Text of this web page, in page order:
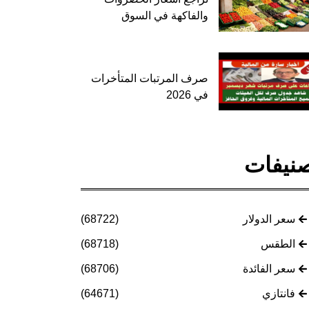
والفاكهة في السوق
صرف المرتبات المتأخرات
في 2026
سعر الدولار (68722)
الطقس (68718)
سعر الفائدة (68706)
فانتازي (64671)